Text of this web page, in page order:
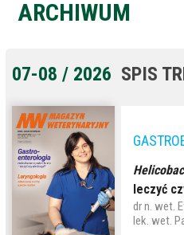
ARCHIWUM
07-08 / 2026 SPIS
leczyć
dr n. wet.
lek. wet.